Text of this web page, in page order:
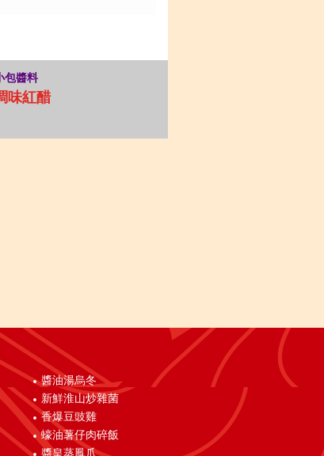
包醬料
味紅醋
醬油湯烏冬
新鮮淮山炒雜菌
香爆豆豉雞
蠔油薯仔肉碎飯
醬皇蒸鳳爪